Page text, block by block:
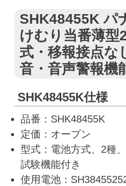
SHK48455K パ
けむり当番薄型
式・移報接点な
音・音声警報機
SHK48455K仕様
品番：SHK48455K
定価：オープン
型式：電池方式、2種
試験機能付き
使用電池：